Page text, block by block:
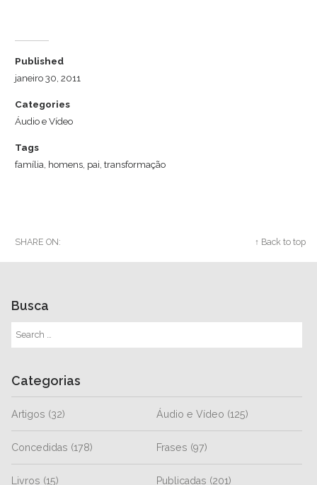
Published
janeiro 30, 2011
Categories
Áudio e Vídeo
Tags
família, homens, pai,transformação
SHARE ON: ↑ Back to top
Busca
Categorias
Artigos (32) Áudio e Vídeo (125)
Concedidas (178) Frases (97)
Livros (15) Publicadas (201)